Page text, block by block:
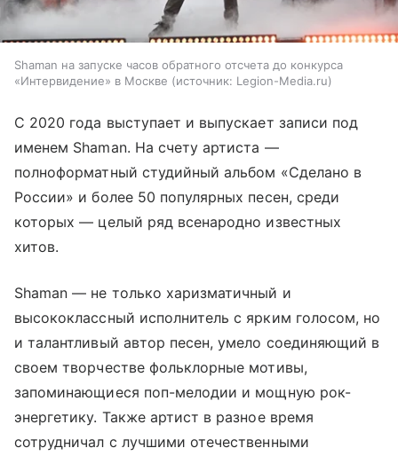
Shaman на запуске часов обратного отсчета до конкурса
«Интервидение» в Москве
источник: Legion-Media.ru
С 2020 года выступает и выпускает записи под
именем Shaman. На счету артиста —
полноформатный студийный альбом «Сделано в
России» и более 50 популярных песен, среди
которых — целый ряд всенародно известных
хитов.
Shaman — не только харизматичный и
высококлассный исполнитель с ярким голосом, но
и талантливый автор песен, умело соединяющий в
своем творчестве фольклорные мотивы,
запоминающиеся поп-мелодии и мощную рок-
энергетику. Также артист в разное время
сотрудничал с лучшими отечественными